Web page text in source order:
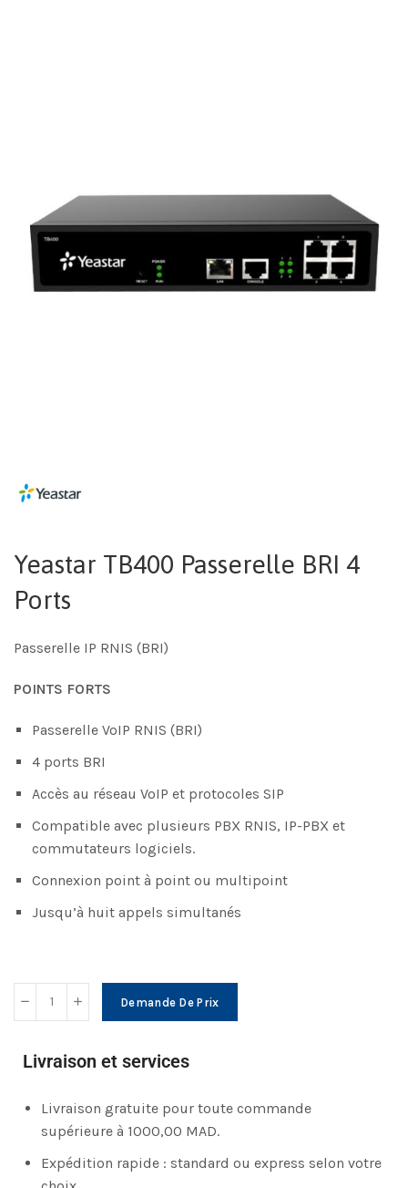
Yeastar TB400 Passerelle BRI 4
Ports
Passerelle IP RNIS (BRI)
POINTS FORTS
Passerelle VoIP RNIS (BRI)
4 ports BRI
Accès au réseau VoIP et protocoles SIP
Compatible avec plusieurs PBX RNIS, IP-PBX et
commutateurs logiciels.
Connexion point à point ou multipoint
Jusqu’à huit appels simultanés
Demande De Prix
Livraison et services
Livraison gratuite pour toute commande
supérieure à 1000,00 MAD.
Expédition rapide : standard ou express selon votre